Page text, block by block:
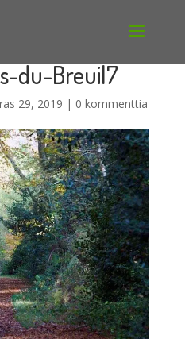
du-Breuil7
29, 2019 | 0 kommenttia